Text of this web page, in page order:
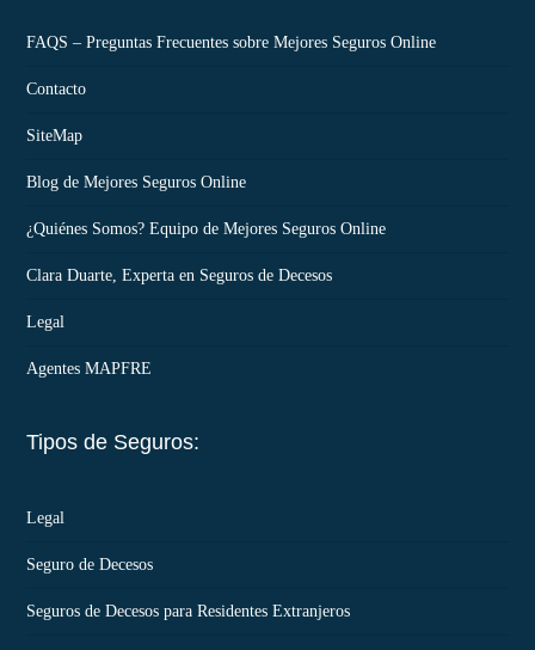
FAQS – Preguntas Frecuentes sobre Mejores Seguros Online
Contacto
SiteMap
Blog de Mejores Seguros Online
¿Quiénes Somos? Equipo de Mejores Seguros Online
Clara Duarte, Experta en Seguros de Decesos
Legal
Agentes MAPFRE
Tipos de Seguros:
Legal
Seguro de Decesos
Seguros de Decesos para Residentes Extranjeros